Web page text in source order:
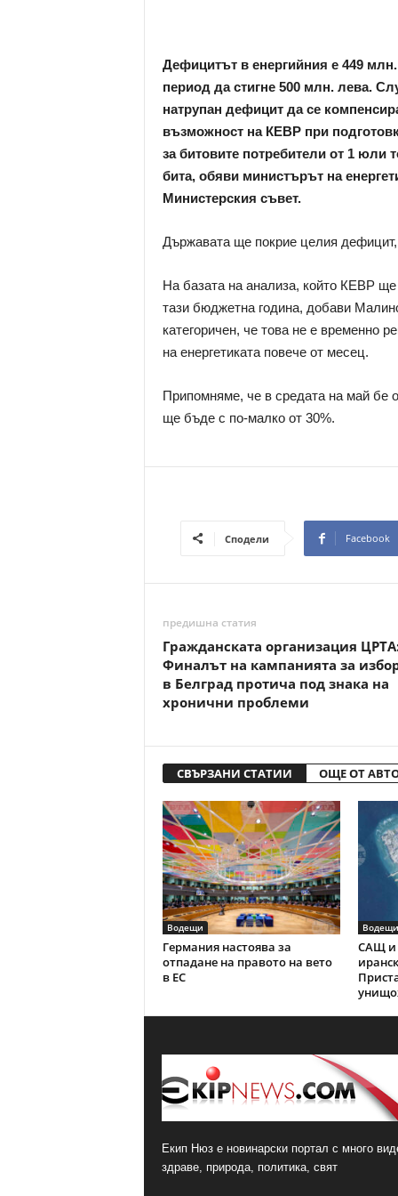
Дефицитът в енергийния е 449
период да стигне 500 млн. лева.
натрупан дефицит да се
възможност на КЕВР при
за битовите потребители от 1 юли
бита, обяви министърът на
Министерския съвет.
Държавата ще покрие целия
На базата на анализа, който КЕВР
тази бюджетна година, добави
категоричен, че това не е временно
на енергетиката повече от месец.
Припомняме, че в средата на май бе
ще бъде с по-малко от 30%.
Сподели Facebook
предишна статия
Гражданската организация
Финалът на кампанията за
в Белград протича под знака на
хронични проблеми
СВЪРЗАНИ СТАТИИ ОЩЕ ОТ
Водещи
Германия настоява за
отпадане на правото на вето
в ЕС
Водещи
САЩ и
Екип Нюз е новинарски портал с много
здраве, природа, политика, свят